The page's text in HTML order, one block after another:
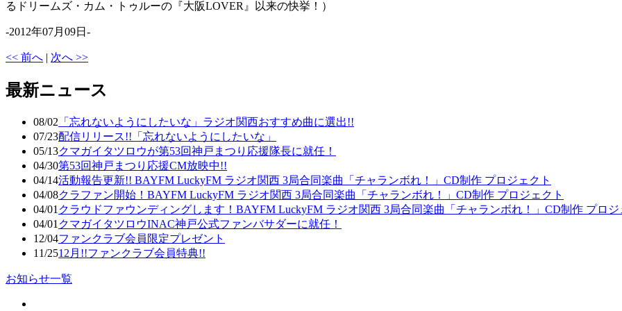
るドリームズ・カム・トゥルーの『大阪LOVER』以来の快挙！）
-2012年07月09日-
<< 前へ | 次へ >>
最新ニュース
08/02 「忘れないようにしたいな」ラジオ関西おすすめ曲に選出!!
07/23配信リリース!!「忘れないようにしたいな」
05/13クマガイタツロウが第53回神戸まつり応援隊長に就任！
04/30第53回神戸まつり応援CM放映中!!
04/14活動報告更新!! BAYFM LuckyFM ラジオ関西 3局合同楽曲「チャランボれ！」CD制作 プロジェクト
04/08クラファン開始！BAYFM LuckyFM ラジオ関西 3局合同楽曲「チャランボれ！」CD制作 プロジェクト
04/01 クラウドファウンディングします！BAYFM LuckyFM ラジオ関西 3局合同楽曲「チャランボれ！」CD制作 プロジ
04/01 クマガイタツロウINAC神戸公式ファンバサダーに就任！
12/04ファンクラブ会員限定プレゼント
11/2512月!!ファンクラブ会員特典!!
お知らせ一覧